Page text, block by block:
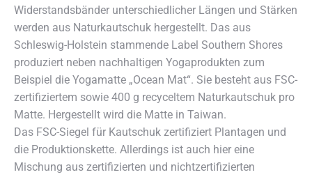
Widerstandsbänder unterschiedlicher Längen und Stärken
werden aus Naturkautschuk hergestellt. Das aus
Schleswig-Holstein stammende Label Southern Shores
produziert neben nachhaltigen Yogaprodukten zum
Beispiel die Yogamatte „Ocean Mat“. Sie besteht aus FSC-
zertifiziertem sowie 400 g recyceltem Naturkautschuk pro
Matte. Hergestellt wird die Matte in Taiwan.
Das FSC-Siegel für Kautschuk zertifiziert Plantagen und
die Produktionskette. Allerdings ist auch hier eine
Mischung aus zertifizierten und nichtzertifizierten